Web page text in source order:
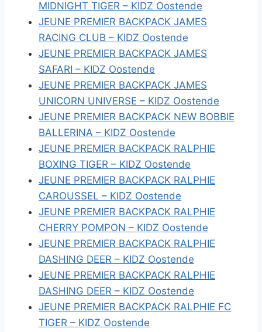
MIDNIGHT TIGER – KIDZ Oostende
JEUNE PREMIER BACKPACK JAMES
RACING CLUB – KIDZ Oostende
JEUNE PREMIER BACKPACK JAMES
SAFARI – KIDZ Oostende
JEUNE PREMIER BACKPACK JAMES
UNICORN UNIVERSE – KIDZ Oostende
JEUNE PREMIER BACKPACK NEW BOBBIE
BALLERINA – KIDZ Oostende
JEUNE PREMIER BACKPACK RALPHIE
BOXING TIGER – KIDZ Oostende
JEUNE PREMIER BACKPACK RALPHIE
CAROUSSEL – KIDZ Oostende
JEUNE PREMIER BACKPACK RALPHIE
CHERRY POMPON – KIDZ Oostende
JEUNE PREMIER BACKPACK RALPHIE
DASHING DEER – KIDZ Oostende
JEUNE PREMIER BACKPACK RALPHIE
DASHING DEER – KIDZ Oostende
JEUNE PREMIER BACKPACK RALPHIE FC
TIGER – KIDZ Oostende